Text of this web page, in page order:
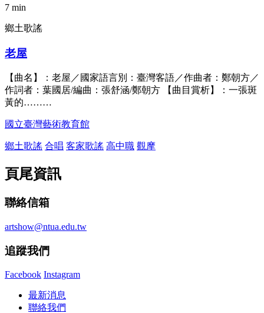
7 min
鄉土歌謠
老屋
【曲名】：老屋／國家語言別：臺灣客語／作曲者：鄭朝方／
作詞者：葉國居/編曲：張舒涵/鄭朝方 【曲目賞析】：一張斑
黃的………
國立臺灣藝術教育館
鄉土歌謠 合唱 客家歌謠 高中職 觀摩
頁尾資訊
聯絡信箱
artshow@ntua.edu.tw
追蹤我們
Facebook Instagram
最新消息
聯絡我們